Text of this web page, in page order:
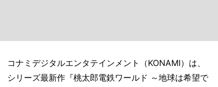
コナミデジタルエンタテインメント（KONAMI）は、
シリーズ最新作『桃太郎電鉄ワールド ～地球は希望で